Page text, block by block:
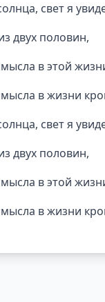
свет я
двух половин,
в этой
в жизни
свет я
двух половин,
в этой
в жизни